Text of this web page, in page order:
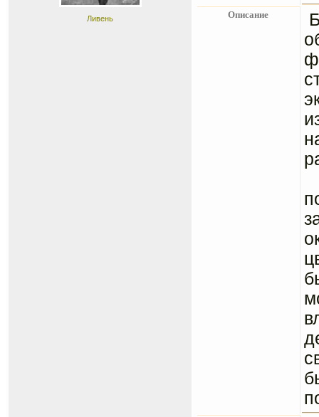
Ливень Описание